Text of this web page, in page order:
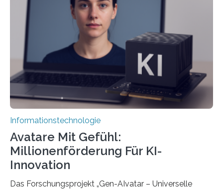
Informationstechnologie
Avatare Mit Gefühl:
Millionenförderung Für KI-
Innovation
Das Forschungsprojekt „Gen-AIvatar – Universelle